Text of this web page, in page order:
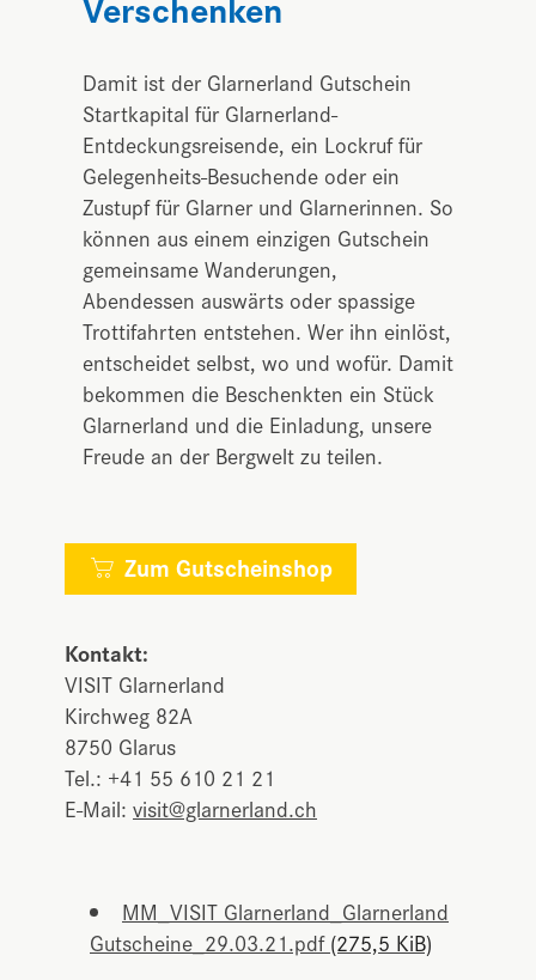
Damit ist der Glarnerland Gutschein
Startkapital für Glarnerland-
Entdeckungsreisende, ein Lockruf für
Gelegenheits-Besuchende oder ein
Zustupf für Glarner und Glarnerinnen. So
können aus einem einzigen Gutschein
gemeinsame Wanderungen,
Abendessen auswärts oder spassige
Trottifahrten entstehen. Wer ihn einlöst,
entscheidet selbst, wo und wofür. Damit
bekommen die Beschenkten ein Stück
Glarnerland und die Einladung, unsere
Freude an der Bergwelt zu teilen.
 Zum Gutscheinshop
Kontakt:
VISIT Glarnerland
Kirchweg 82A
8750 Glarus
Tel.: +41 55 610 21 21
E-Mail: visit@glarnerland.ch
MM_VISIT Glarnerland_Glarnerland
Gutscheine_29.03.21.pdf(275,5 KiB)